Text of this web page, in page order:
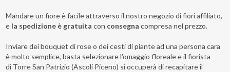
Mandare un fiore è facile attraverso il nostro negozio di fiori affiliato,
e la spedizione è gratuita con consegna compresa nel prezzo.
Inviare dei bouquet di rose o dei cesti di piante ad una persona cara
è molto semplice, basta selezionare l'omaggio floreale e il fiorista
di Torre San Patrizio (Ascoli Piceno) si occuperà di recapitare il